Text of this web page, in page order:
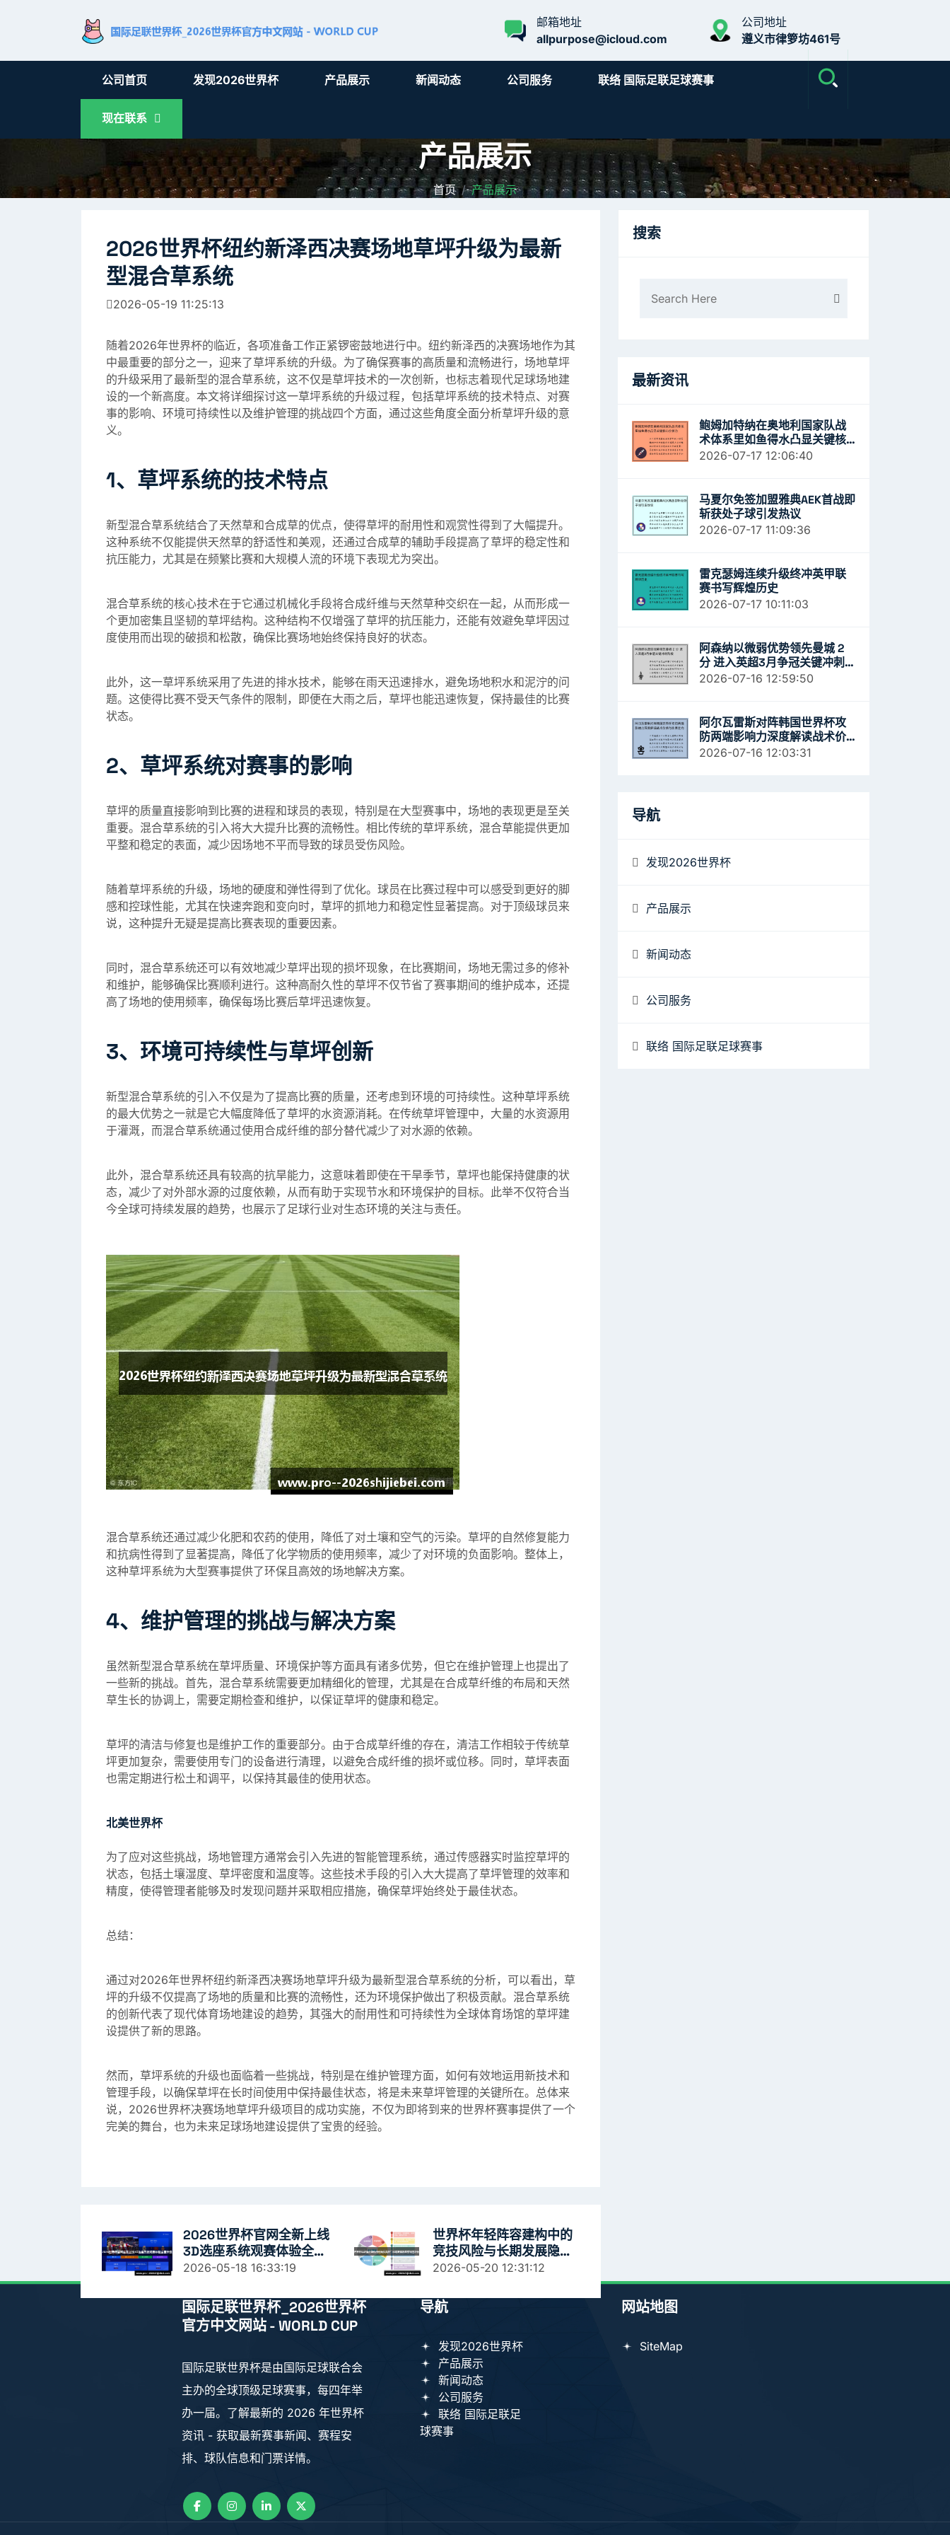
邮箱地址
allpurpose@icloud.com
公司地址
遵义市律箩坊461号
公司首页 发现2026世界杯 产品展示 新闻动态 公司服务 联络 国际足联足球赛事
现在联系
产品展示
首页 产品展示
2026世界杯纽约新泽西决赛场地草坪升级为最新
型混合草系统
2026-05-19 11:25:13
随着2026年世界杯的临近，各项准备工作正紧锣密鼓地进行中。纽约新泽西的决赛场地作为其
中最重要的部分之一，迎来了草坪系统的升级。为了确保赛事的高质量和流畅进行，场地草坪
的升级采用了最新型的混合草系统，这不仅是草坪技术的一次创新，也标志着现代足球场地建
设的一个新高度。本文将详细探讨这一草坪系统的升级过程，包括草坪系统的技术特点、对赛
事的影响、环境可持续性以及维护管理的挑战四个方面，通过这些角度全面分析草坪升级的意
义。
1、草坪系统的技术特点
新型混合草系统结合了天然草和合成草的优点，使得草坪的耐用性和观赏性得到了大幅提升。
这种系统不仅能提供天然草的舒适性和美观，还通过合成草的辅助手段提高了草坪的稳定性和
抗压能力，尤其是在频繁比赛和大规模人流的环境下表现尤为突出。
混合草系统的核心技术在于它通过机械化手段将合成纤维与天然草种交织在一起，从而形成一
个更加密集且坚韧的草坪结构。这种结构不仅增强了草坪的抗压能力，还能有效避免草坪因过
度使用而出现的破损和松散，确保比赛场地始终保持良好的状态。
此外，这一草坪系统采用了先进的排水技术，能够在雨天迅速排水，避免场地积水和泥泞的问
题。这使得比赛不受天气条件的限制，即便在大雨之后，草坪也能迅速恢复，保持最佳的比赛
状态。
2、草坪系统对赛事的影响
草坪的质量直接影响到比赛的进程和球员的表现，特别是在大型赛事中，场地的表现更是至关
重要。混合草系统的引入将大大提升比赛的流畅性。相比传统的草坪系统，混合草能提供更加
平整和稳定的表面，减少因场地不平而导致的球员受伤风险。
随着草坪系统的升级，场地的硬度和弹性得到了优化。球员在比赛过程中可以感受到更好的脚
感和控球性能，尤其在快速奔跑和变向时，草坪的抓地力和稳定性显著提高。对于顶级球员来
说，这种提升无疑是提高比赛表现的重要因素。
同时，混合草系统还可以有效地减少草坪出现的损坏现象，在比赛期间，场地无需过多的修补
和维护，能够确保比赛顺利进行。这种高耐久性的草坪不仅节省了赛事期间的维护成本，还提
高了场地的使用频率，确保每场比赛后草坪迅速恢复。
3、环境可持续性与草坪创新
新型混合草系统的引入不仅是为了提高比赛的质量，还考虑到环境的可持续性。这种草坪系统
的最大优势之一就是它大幅度降低了草坪的水资源消耗。在传统草坪管理中，大量的水资源用
于灌溉，而混合草系统通过使用合成纤维的部分替代减少了对水源的依赖。
此外，混合草系统还具有较高的抗旱能力，这意味着即使在干旱季节，草坪也能保持健康的状
态，减少了对外部水源的过度依赖，从而有助于实现节水和环境保护的目标。此举不仅符合当
今全球可持续发展的趋势，也展示了足球行业对生态环境的关注与责任。
混合草系统还通过减少化肥和农药的使用，降低了对土壤和空气的污染。草坪的自然修复能力
和抗病性得到了显著提高，降低了化学物质的使用频率，减少了对环境的负面影响。整体上，
这种草坪系统为大型赛事提供了环保且高效的场地解决方案。
4、维护管理的挑战与解决方案
虽然新型混合草系统在草坪质量、环境保护等方面具有诸多优势，但它在维护管理上也提出了
一些新的挑战。首先，混合草系统需要更加精细化的管理，尤其是在合成草纤维的布局和天然
草生长的协调上，需要定期检查和维护，以保证草坪的健康和稳定。
草坪的清洁与修复也是维护工作的重要部分。由于合成草纤维的存在，清洁工作相较于传统草
坪更加复杂，需要使用专门的设备进行清理，以避免合成纤维的损坏或位移。同时，草坪表面
也需定期进行松土和调平，以保持其最佳的使用状态。
北美世界杯
为了应对这些挑战，场地管理方通常会引入先进的智能管理系统，通过传感器实时监控草坪的
状态，包括土壤湿度、草坪密度和温度等。这些技术手段的引入大大提高了草坪管理的效率和
精度，使得管理者能够及时发现问题并采取相应措施，确保草坪始终处于最佳状态。
总结：
通过对2026年世界杯纽约新泽西决赛场地草坪升级为最新型混合草系统的分析，可以看出，草
坪的升级不仅提高了场地的质量和比赛的流畅性，还为环境保护做出了积极贡献。混合草系统
的创新代表了现代体育场地建设的趋势，其强大的耐用性和可持续性为全球体育场馆的草坪建
设提供了新的思路。
然而，草坪系统的升级也面临着一些挑战，特别是在维护管理方面，如何有效地运用新技术和
管理手段，以确保草坪在长时间使用中保持最佳状态，将是未来草坪管理的关键所在。总体来
说，2026世界杯决赛场地草坪升级项目的成功实施，不仅为即将到来的世界杯赛事提供了一个
完美的舞台，也为未来足球场地建设提供了宝贵的经验。
2026世界杯官网全新上线
3D选座系统观赛体验全面
升级
2026-05-18 16:33:19
世界杯年轻阵容建构中的
竞技风险与长期发展隐患
系统性评估
2026-05-20 12:31:12
搜索
最新资讯
鲍姆加特纳在奥地利国家队战
术体系里如鱼得水凸显关键核
心价值力
2026-07-17 12:06:40
马夏尔免签加盟雅典AEK首战即
斩获处子球引发热议
2026-07-17 11:09:36
雷克瑟姆连续升级终冲英甲联
赛书写辉煌历史
2026-07-17 10:11:03
阿森纳以微弱优势领先曼城 2
分 进入英超3月争冠关键冲刺
阶段
2026-07-16 12:59:50
阿尔瓦雷斯对阵韩国世界杯攻
防两端影响力深度解读战术价
值与比赛走向分析
2026-07-16 12:03:31
导航
发现2026世界杯
产品展示
新闻动态
公司服务
联络 国际足联足球赛事
国际足联世界杯_2026世界杯
官方中文网站 - WORLD CUP
国际足联世界杯是由国际足球联合会
主办的全球顶级足球赛事，每四年举
办一届。了解最新的 2026 年世界杯
资讯 - 获取最新赛事新闻、赛程安
排、球队信息和门票详情。
导航
发现2026世界杯
产品展示
新闻动态
公司服务
联络 国际足联足
球赛事
网站地图
SiteMap